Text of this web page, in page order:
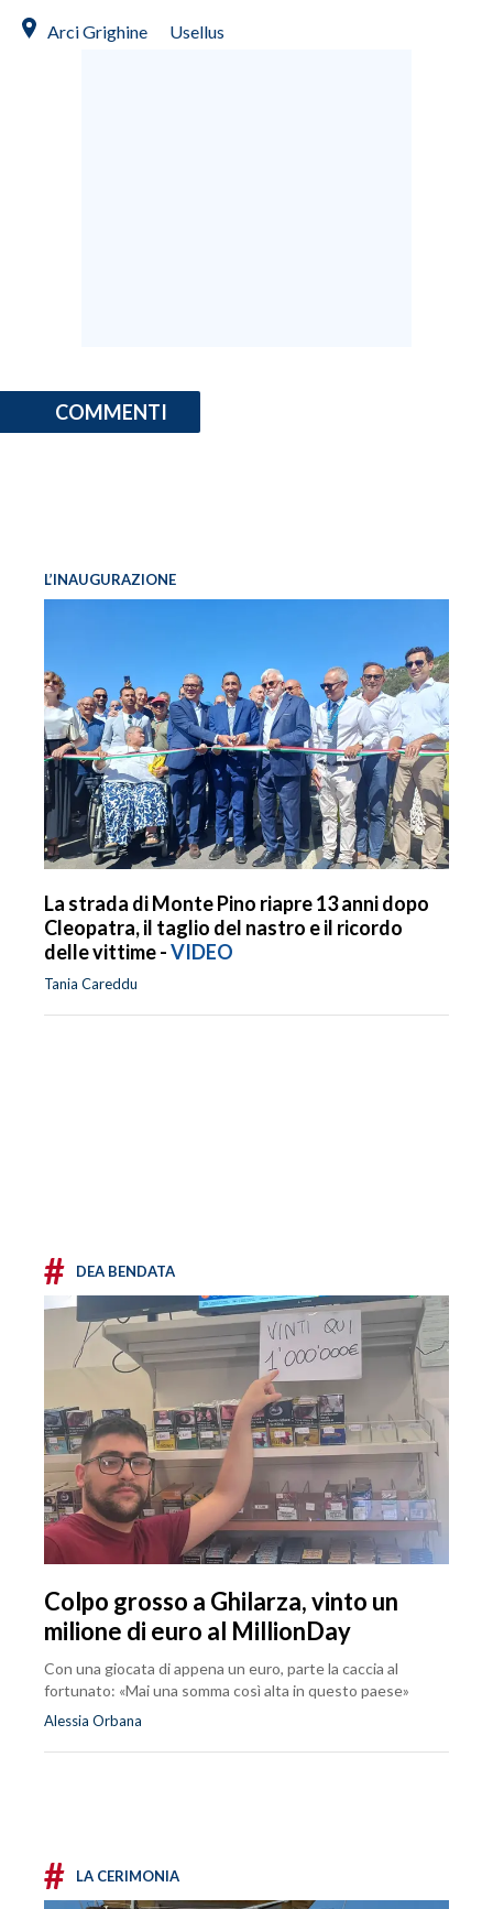
Arci Grighine Usellus
COMMENTI
L’INAUGURAZIONE
La strada di Monte Pino riapre 13 anni dopo
Cleopatra, il taglio del nastro e il ricordo
delle vittime -VIDEO
Tania Careddu
# DEA BENDATA
Colpo grosso a Ghilarza, vinto un
milione di euro al MillionDay
Con una giocata di appena un euro, parte la caccia al
fortunato: «Mai una somma così alta in questo paese»
Alessia Orbana
# LA CERIMONIA